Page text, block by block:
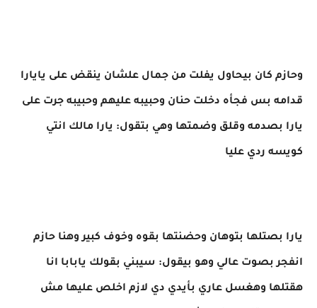
وحازم كان بيحاول يفلت من جمال علشان ينقض على يايارا
قدامه بس فجأه دخلت حنان وحبيبه عليهم وحبيبه جرت على
يارا بصدمه وقلق وضمتها وهي بتقول: يارا مالك انتي
كويسه ردي عليا
يارا بصتلها بتوهان وحضنتها بقوه وخوف كبير وهنا حازم
انفجر بصوت عالي وهو بيقول: سيبني بقولك يابابا انا
هقتلها وهغسل عاري بأيدي دي لازم اخلص عليها مش